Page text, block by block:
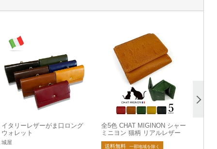
イタリーレザーがま口ロング
ウォレット
城屋
全5色 CHAT MIGINON シャー
ミニヨン 猫柄 リアルレザー
二つ折り財布 コンパクト 本革
（cm0002）
送料無料 一部地域を除く